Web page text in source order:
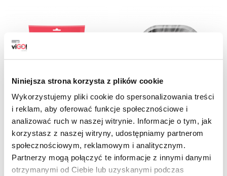
Niniejsza strona korzysta z plików cookie
Wykorzystujemy pliki cookie do spersonalizowania treści
i reklam, aby oferować funkcje społecznościowe i
analizować ruch w naszej witrynie. Informacje o tym, jak
korzystasz z naszej witryny, udostępniamy partnerom
społecznościowym, reklamowym i analitycznym.
Partnerzy mogą połączyć te informacje z innymi danymi
otrzymanymi od Ciebie lub uzyskanymi podczas
7314661
viGO! Ciotola Eco Alluminio 18x18cm
610ml 6 pezzi
8,99 zł brutto
7314665
viGO! Ciotola Eco Alluminio 18x18cm
610ml 25 pezzi
29,99 zł